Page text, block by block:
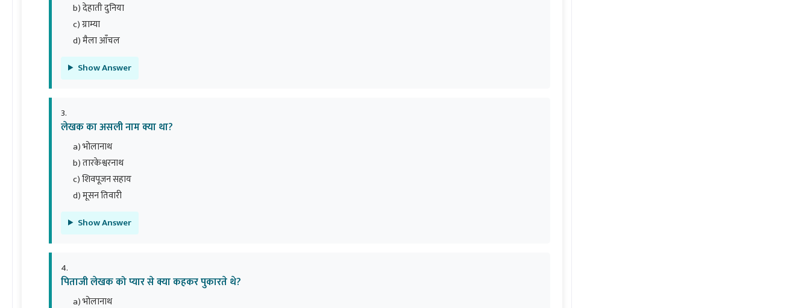
b) देहाती दुनिया
c) ग्राम्या
d) मैला आँचल
Show Answer
लेखक का असली नाम क्या था?
a) भोलानाथ
b) तारकेश्वरनाथ
c) शिवपूजन सहाय
d) मूसन तिवारी
Show Answer
पिताजी लेखक को प्यार से क्या कहकर पुकारते थे?
a) भोलानाथ